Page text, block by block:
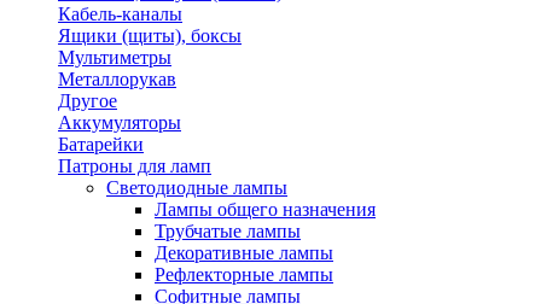
Кабель-каналы
Ящики (щиты), боксы
Мультиметры
Металлорукав
Другое
Аккумуляторы
Батарейки
Патроны для ламп
Светодиодные лампы
Лампы общего назначения
Трубчатые лампы
Декоративные лампы
Рефлекторные лампы
Софитные лампы